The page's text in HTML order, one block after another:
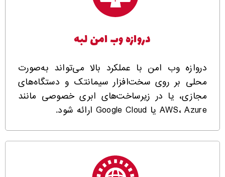
دروازه وب امن لبه
دروازه وب امن با عملکرد بالا می‌تواند به‌صورت
محلی بر روی سخت‌افزار سیمانتک و دستگاه‌های
مجازی، یا در زیرساخت‌های ابری خصوصی مانند
AWS، Azure یا Google Cloud ارائه شود.